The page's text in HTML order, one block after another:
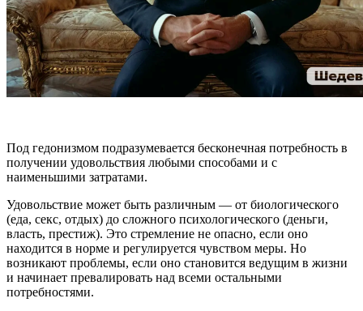
Под гедонизмом подразумевается бесконечная потребность в
получении удовольствия любыми способами и с
наименьшими затратами.
Удовольствие может быть различным — от биологического
(еда, секс, отдых) до сложного психологического (деньги,
власть, престиж). Это стремление не опасно, если оно
находится в норме и регулируется чувством меры. Но
возникают проблемы, если оно становится ведущим в жизни
и начинает превалировать над всеми остальными
потребностями.